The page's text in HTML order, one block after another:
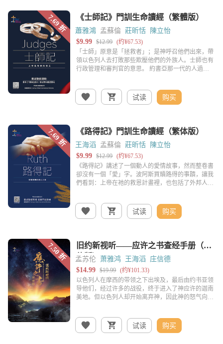
蕭雅鴻 孟蘇倫 莊昕恬 陳立怡
试读 购买
王海滔 孟蘇倫 莊昕恬 陳立怡
试读 购买
孟苏伦 萧雅鸿 王海滔 庄信德
试读 购买